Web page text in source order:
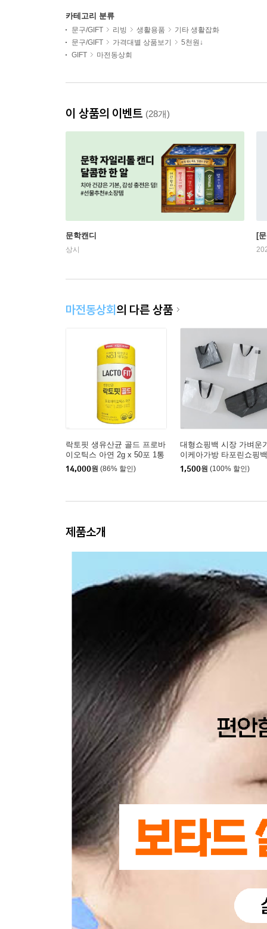
카테고리 분류
문구/GIFT 리빙 생활용품
기타 생활잡화
문구/GIFT
가격대별 상품보기
5천원↓
GIFT
마전동상회
이 상품의 이벤트 (28개)
문학캔디
상시
[
마전동상회의 다른 상품
락토핏 생유산균 골드 프로바
이오틱스 아연 2g x 50포 1통
14,000원 (86% 할인)
대형쇼핑백 시장 가벼운
이케아가방 타포린쇼핑
직포가방 pvc쇼핑백 리
블백
1,500원 (100% 할인)
제품소개